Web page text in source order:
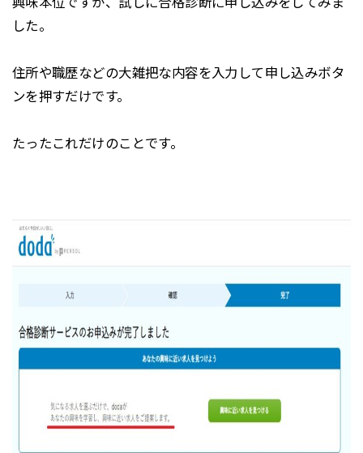
した。
住所や職歴などの大雑把な内容を入力して申し込みボタ
ンを押すだけです。
たったこれだけのことです。